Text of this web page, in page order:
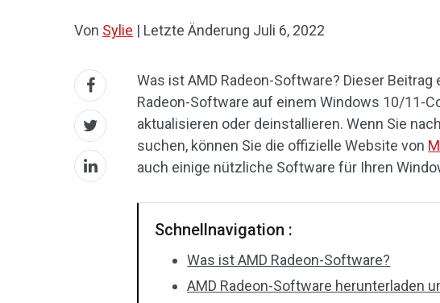
Von Sylie | Letzte Änderung Juli 6, 2022
Was ist AMD Radeon-Software? Dieser Beitrag
Radeon-Software auf einem Windows 10/11-
aktualisieren oder deinstallieren. Wenn Sie
suchen, können Sie die offizielle Website von
auch einige nützliche Software für Ihren
Schnellnavigation :
Was ist AMD Radeon-Software?
AMD Radeon-Software herunterladen